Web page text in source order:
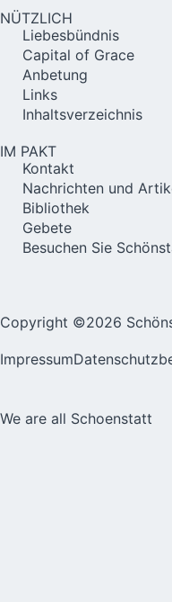
NÜTZLICH
Liebesbündnis
Capital of Grace
Anbetung
Links
Inhaltsverzeichnis
IM PAKT
Kontakt
Nachrichten und
Bibliothek
Gebete
Besuchen Sie
Copyright ©2026
Impressum
We are all Schoenstatt